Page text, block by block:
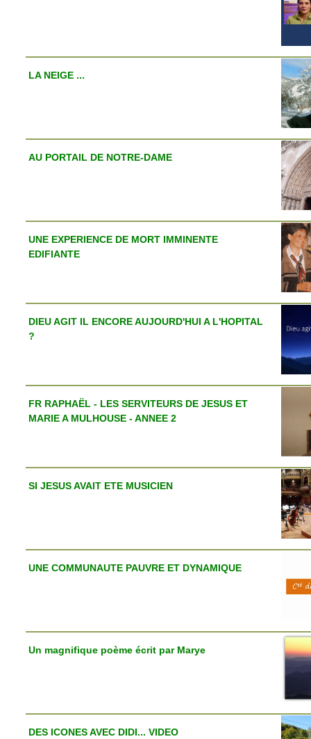
LA NEIGE ...
AU PORTAIL DE NOTRE-DAME
UNE EXPERIENCE DE MORT IMMINENTE
EDIFIANTE
DIEU AGIT IL ENCORE AUJOURD'HUI A L'HOPITAL
?
FR RAPHAËL - LES SERVITEURS DE JESUS ET
MARIE A MULHOUSE - ANNEE 2
SI JESUS AVAIT ETE MUSICIEN
UNE COMMUNAUTE PAUVRE ET DYNAMIQUE
Un magnifique poème écrit par Marye
DES ICONES AVEC DIDI... VIDEO